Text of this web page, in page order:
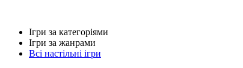
Ігри за категоріями
Ігри за жанрами
Всі настільні ігри